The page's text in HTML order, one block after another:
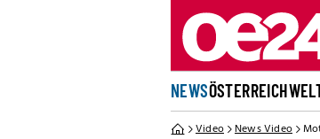
NEWSÖSTERREICH
Video News Video